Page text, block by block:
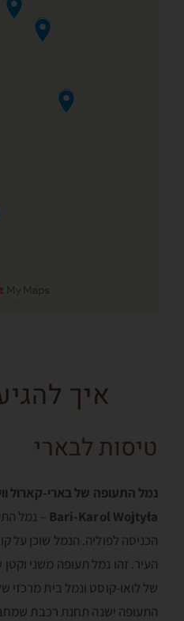
איך
טיסות לבארי
Bari-Karol Wojtyła – נמל
הכניסה לפוליה. הנמל שוכן על
העיר. זהו נמל תעופה משני
של לואו-קוסט ונמל בית מרכזי
התעופה ישנה תחנת רכבת